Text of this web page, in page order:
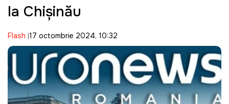
la Chișinău
Flash 17 octombrie 2024, 10:32